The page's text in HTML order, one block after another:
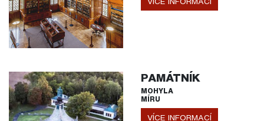
PAMÁTNÍK
MOHYLA
MÍRU
VÍCE INFORMACÍ